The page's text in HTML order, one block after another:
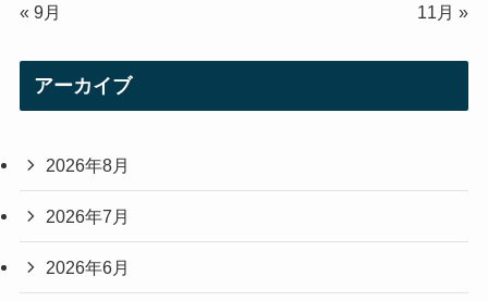
« 9月 11月 »
アーカイブ
2026年8月
2026年7月
2026年6月